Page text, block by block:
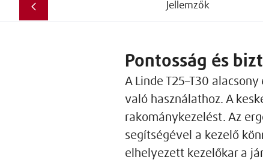
Jellemzők
Pontosság és
A Linde T25–T30
való használathoz. A
rakománykezelést. Az
segítségével a kezelő
elhelyezett kezelőkar a